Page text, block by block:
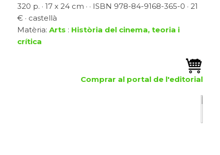
320 p. · 17 x 24 cm · · ISBN 978-84-9168-365-0 · 21
€ · castellà
Matèria: Arts : Història del cinema, teoria i
crítica
Comprar al portal de l'editorial